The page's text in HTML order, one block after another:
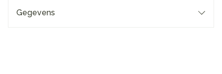
Gegevens